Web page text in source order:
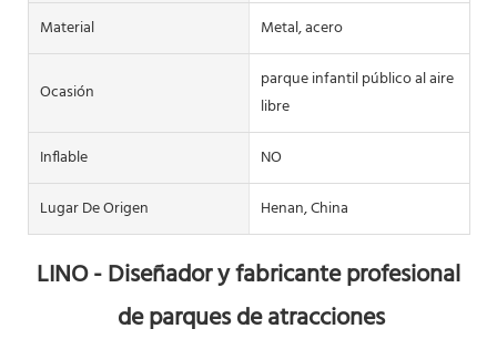
Material
Metal, acero
Ocasión
parque infantil público al aire
libre
Inflable
NO
Lugar De Origen
Henan, China
LINO - Diseñador y fabricante profesional
de parques de atracciones